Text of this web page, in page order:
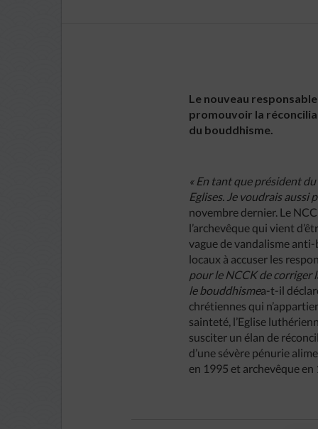
Le nouveau
promouvoir la
du bouddhisme.
« En tantqueprésidentdu
Eglises. Je voudraisaussi
novembre dernier. Le
l’archevêque qui vient
vague de vandalisme
locaux à accuser les
pourle NCCKdecorriger
lebouddhismea-t-il
chrétiennes qui
sainteté, l’Eglise
susciter un élan de
d’une sévère pénurie
en 1995 et archevêque en